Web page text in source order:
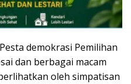
demokrasi Pemilihan
dan berbagai macam
oleh simpatisan